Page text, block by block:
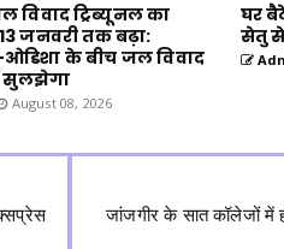
विवाद ट्रिब्यूनल का
जनवरी तक बढ़ा:
के बीच जल विवाद
सुलझेगा
August 08, 2026
घर
सेतु
जांजगीर के सात कॉलेजों में